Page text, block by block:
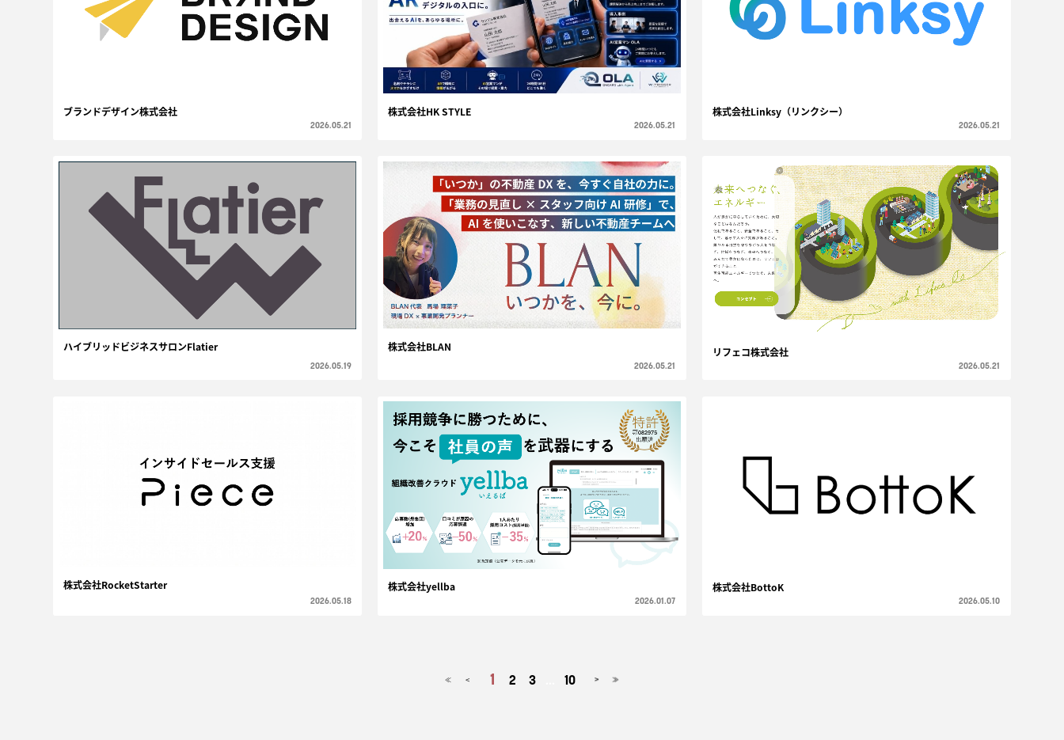
ブランドデザイン株式会社
2026.05.21
株式会社HK STYLE
2026.05.21
株式会社Linksy（リンクシー）
2026.05.21
ハイブリッドビジネスサロンFlatier
2026.05.19
株式会社BLAN
2026.05.21
リフェコ株式会社
2026.05.21
株式会社RocketStarter
2026.05.18
株式会社yellba
2026.01.07
株式会社BottoK
2026.05.10
≪ < 1 2 3 10 > ≫